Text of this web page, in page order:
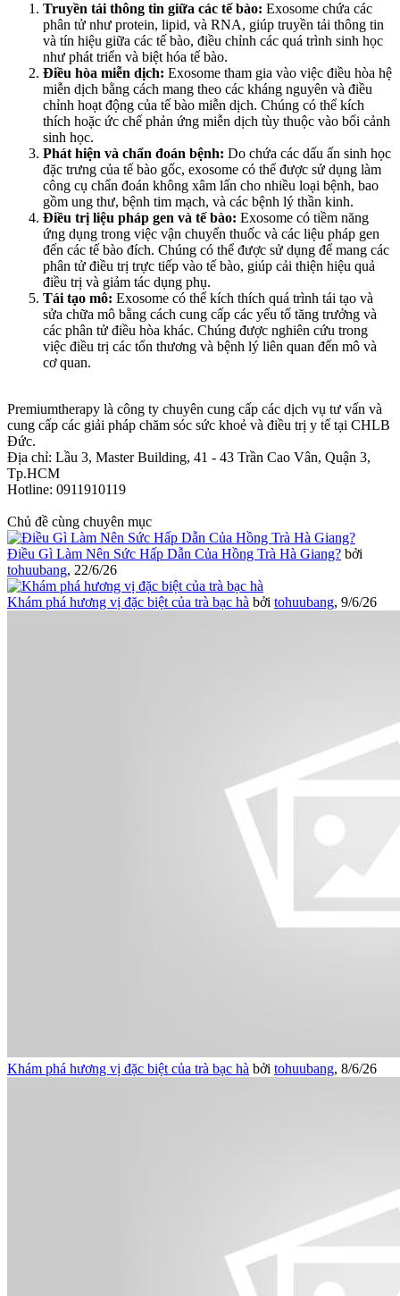
Truyền tải thông tin giữa các tế bào: Exosome chứa các
phân tử như protein, lipid, và RNA, giúp truyền tải thông tin
và tín hiệu giữa các tế bào, điều chỉnh các quá trình sinh học
như phát triển và biệt hóa tế bào.
Điều hòa miễn dịch: Exosome tham gia vào việc điều hòa hệ
miễn dịch bằng cách mang theo các kháng nguyên và điều
chỉnh hoạt động của tế bào miễn dịch. Chúng có thể kích
thích hoặc ức chế phản ứng miễn dịch tùy thuộc vào bối cảnh
sinh học.
Phát hiện và chẩn đoán bệnh: Do chứa các dấu ấn sinh học
đặc trưng của tế bào gốc, exosome có thể được sử dụng làm
công cụ chẩn đoán không xâm lấn cho nhiều loại bệnh, bao
gồm ung thư, bệnh tim mạch, và các bệnh lý thần kinh.
Điều trị liệu pháp gen và tế bào: Exosome có tiềm năng
ứng dụng trong việc vận chuyển thuốc và các liệu pháp gen
đến các tế bào đích. Chúng có thể được sử dụng để mang các
phân tử điều trị trực tiếp vào tế bào, giúp cải thiện hiệu quả
điều trị và giảm tác dụng phụ.
Tái tạo mô: Exosome có thể kích thích quá trình tái tạo và
sửa chữa mô bằng cách cung cấp các yếu tố tăng trưởng và
các phân tử điều hòa khác. Chúng được nghiên cứu trong
việc điều trị các tổn thương và bệnh lý liên quan đến mô và
cơ quan.
Premiumtherapy là công ty chuyên cung cấp các dịch vụ tư vấn và
cung cấp các giải pháp chăm sóc sức khoẻ và điều trị y tế tại CHLB
Đức.
Địa chỉ: Lầu 3, Master Building, 41 - 43 Trần Cao Vân, Quận 3,
Tp.HCM
Hotline: 0911910119
Chủ đề cùng chuyên mục
Điều Gì Làm Nên Sức Hấp Dẫn Của Hồng Trà Hà Giang? bởi
tohuubang, 22/6/26
Khám phá hương vị đặc biệt của trà bạc hà bởi tohuubang, 9/6/26
Khám phá hương vị đặc biệt của trà bạc hà bởi tohuubang, 8/6/26